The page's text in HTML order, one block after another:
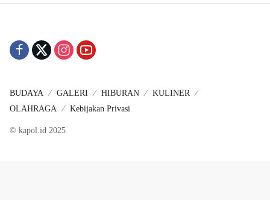
BUDAYA GALERI HIBURAN
KULINER
OLAHRAGA
Kebijakan Privasi
© kapol.id 2025